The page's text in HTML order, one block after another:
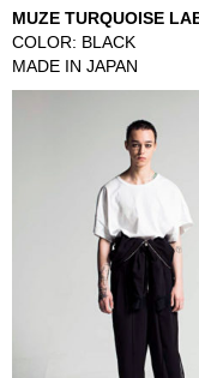
MUZE TURQUOISE
COLOR: BLACK
MADE IN JAPAN